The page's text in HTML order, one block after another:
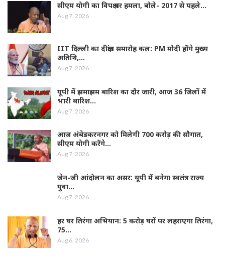
सीएम योगी का विपक्ष पर हमला, बोले- 2017 से पहले…
Aug 7, 2026
IIT दिल्ली का दीक्षांत समारोह कल: PM मोदी होंगे मुख्य
अतिथि,…
Aug 7, 2026
यूपी में झमाझम बारिश का दौर जारी, आज 36 जिलों में
भारी बारिश…
Aug 7, 2026
आज अंबेडकरनगर को मिलेगी 700 करोड़ की सौगात,
सीएम योगी करेंगे…
Aug 7, 2026
जेन-जी आंदोलन का असर: यूपी में बनेगा स्वतंत्र राज्य
युवा…
Aug 7, 2026
हर घर तिरंगा अभियान: 5 करोड़ घरों पर लहराएगा तिरंगा,
75…
Aug 6, 2026